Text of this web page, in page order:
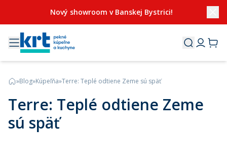
Nový showroom v Banskej Bystrici!
»Blog»Kúpeľňa»Terre: Teplé odtiene Zeme sú späť
Terre: Teplé odtiene Zeme
sú späť